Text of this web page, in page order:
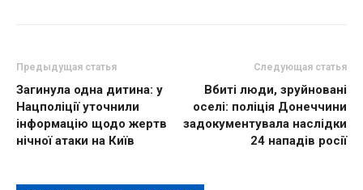
Предыдущая статья
Загинула одна дитина: у
Нацполіції уточнили
інформацію щодо жертв
нічної атаки на Київ
Следующая статья
Вбиті люди, зруйновані
оселі: поліція Донеччини
задокументувала наслідки
24 нападів росії